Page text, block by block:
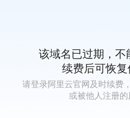
该域名已过期，不
续费后可恢复
请登录阿里云官网及时续费
或被他人注册的